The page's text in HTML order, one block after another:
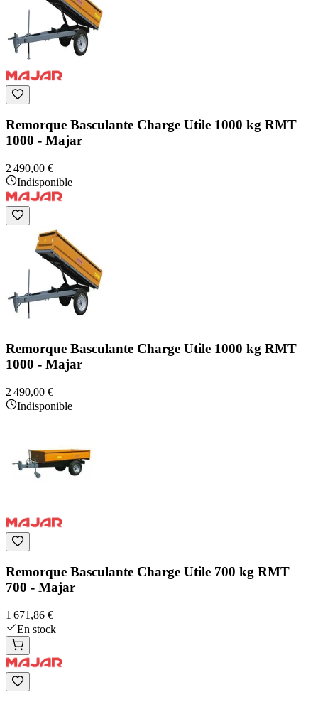
Remorque Basculante Charge Utile 1000 kg RMT
1000 - Majar
2 490,00 €
Indisponible
Remorque Basculante Charge Utile 1000 kg RMT
1000 - Majar
2 490,00 €
Indisponible
Remorque Basculante Charge Utile 700 kg RMT
700 - Majar
1 671,86 €
En stock